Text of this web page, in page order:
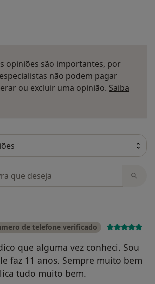
opiniões são importantes, por
não podem pagar
ou excluir uma opinião. Saiba
de telefone verificado
que alguma vez conheci. Sou
faz 11 anos. Sempre muito bem
tudo muito bem.